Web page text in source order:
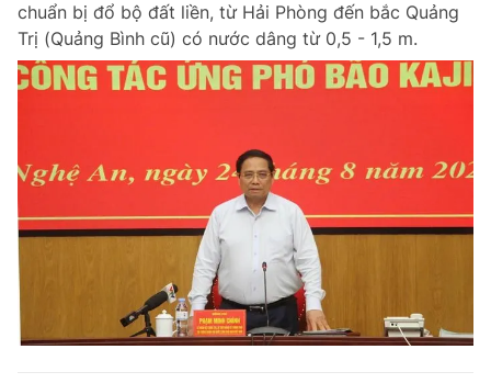
chuẩn bị đổ bộ đất liền, từ Hải Phòng đến bắc Quảng
Trị (Quảng Bình cũ) có nước dâng từ 0,5 - 1,5 m.